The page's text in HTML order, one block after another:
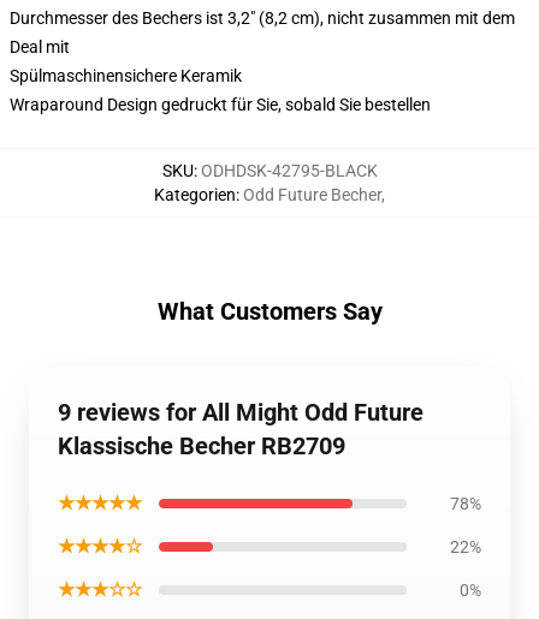
Durchmesser des Bechers ist 3,2" (8,2 cm), nicht zusammen mit dem
Deal mit
Spülmaschinensichere Keramik
Wraparound Design gedruckt für Sie, sobald Sie bestellen
SKU:ODHDSK-42795-BLACK
Kategorien:Odd Future Becher,
What Customers Say
9 reviews for All Might Odd Future
Klassische Becher RB2709
★★★★★ 78%
★★★★☆ 22%
★★★☆☆ 0%